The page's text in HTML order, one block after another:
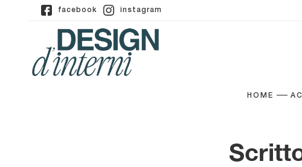
facebook instagram
HOME